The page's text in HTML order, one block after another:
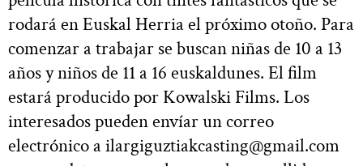
rodará en Euskal Herria el próximo otoño. Para
comenzar a trabajar se buscan niñas de 10 a 13
años y niños de 11 a 16 euskaldunes. El film
estará producido por Kowalski Films. Los
interesados pueden envíar un correo
electrónico ailargiguztiakcasting@gmail.com